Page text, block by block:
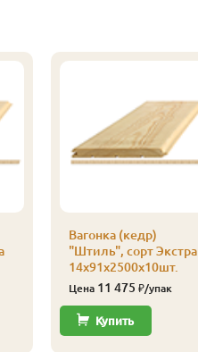
Вагонка (кедр)
"Штиль", сорт Экстра
14х91х2500х10шт.
Цена 11 475 ₽/упак
Купить